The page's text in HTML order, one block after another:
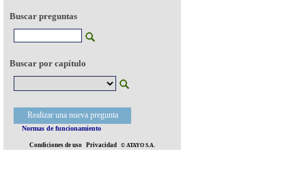
Buscar preguntas
Buscar por capítulo
Realizar una nueva pregunta
Normas de funcionamiento
Condiciones de uso Privacidad © ATAYO S.A.